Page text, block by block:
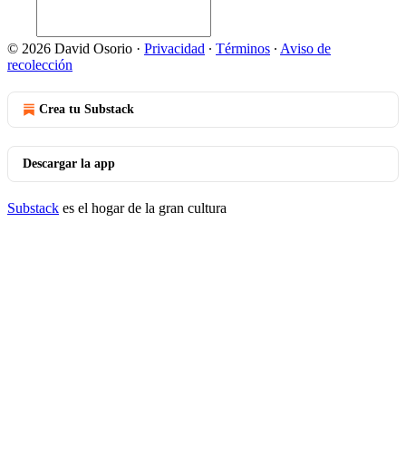
© 2026 David Osorio · Privacidad ∙ Términos ∙ Aviso de
recolección
Crea tu Substack
Descargar la app
Substack es el hogar de la gran cultura